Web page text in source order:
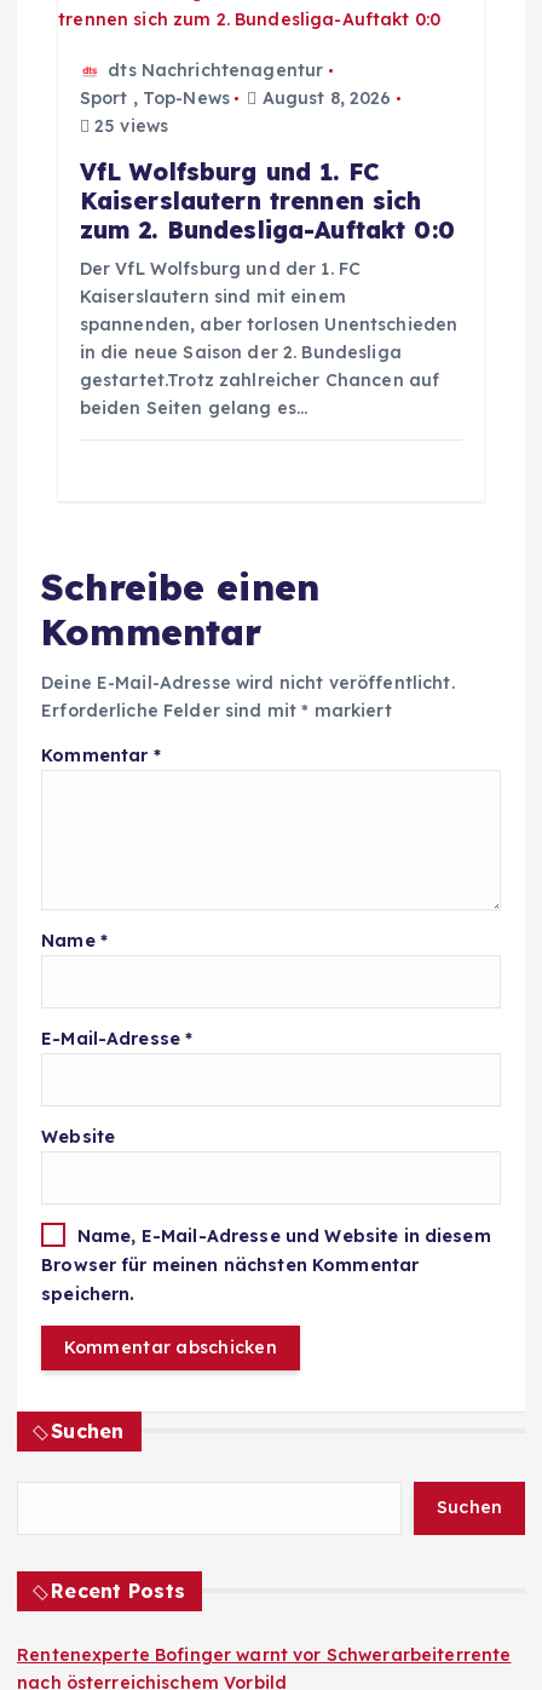
dts Nachrichtenagentur
Sport , Top-News
August 8, 2026
25 views
VfL Wolfsburg und 1. FC
Kaiserslautern trennen sich
zum 2. Bundesliga-Auftakt 0:0
Der VfL Wolfsburg und der 1. FC
Kaiserslautern sind mit einem
spannenden, aber torlosen Unentschieden
in die neue Saison der 2. Bundesliga
gestartet.Trotz zahlreicher Chancen auf
beiden Seiten gelang es…
Schreibe einen
Kommentar
Deine E-Mail-Adresse wird nicht veröffentlicht.
Erforderliche Felder sind mit* markiert
Kommentar *
Name *
E-Mail-Adresse*
Website
Name, E-Mail-Adresse und Website in diesem
Browser für meinen nächsten Kommentar
speichern.
Suchen
Suchen
Recent Posts
Rentenexperte Bofinger warnt vor Schwerarbeiterrente
nach österreichischem Vorbild